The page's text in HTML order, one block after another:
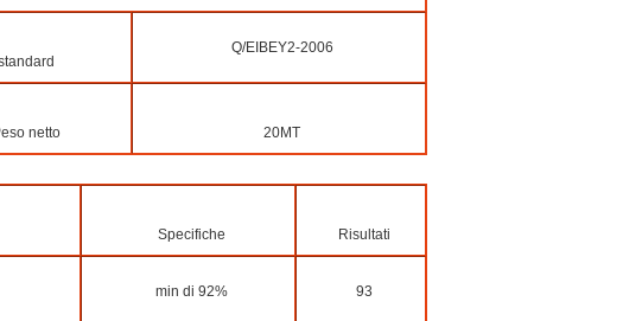
Q/EIBEY2-2006
netto 20MT
Specifiche Risultati
min di 92% 93